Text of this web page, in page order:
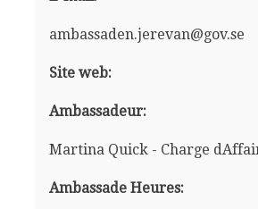
ambassaden.jerevan@gov.se
Site web:
Ambassadeur:
Martina Quick - Charge
Ambassade Heures: